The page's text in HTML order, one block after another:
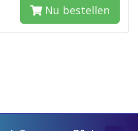
Nu bestellen